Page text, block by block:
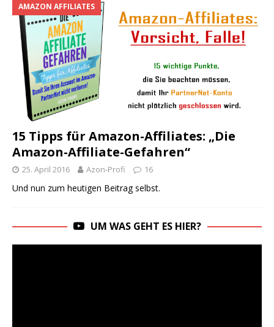
AMAZON AFFILIATES
15 Tipps für Amazon-Affiliates: „Die
Amazon-Affiliate-Gefahren“
25. April 2016 Azon-Profi 16
Und nun zum heutigen Beitrag selbst.
UM WAS GEHT ES HIER?